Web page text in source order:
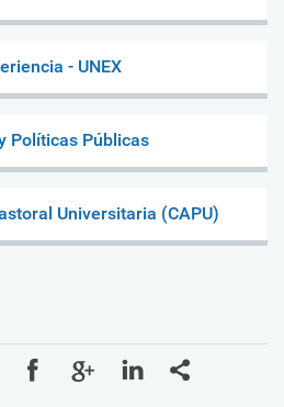
- UNEX
Políticas Públicas
Universitaria (CAPU)